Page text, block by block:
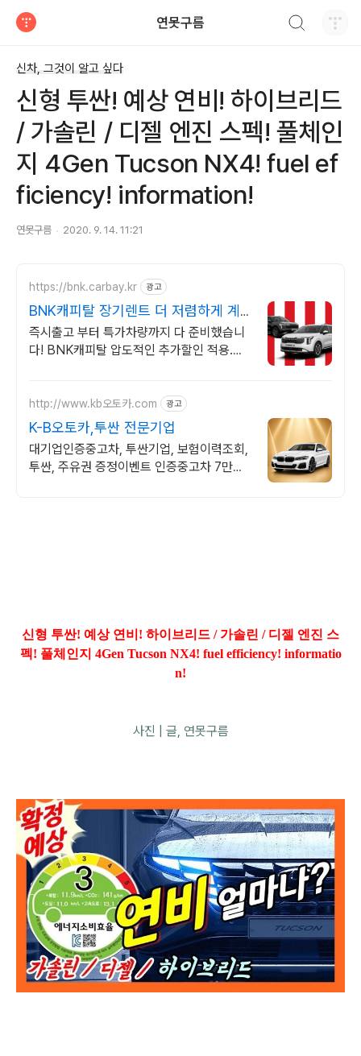
연못구름
신차, 그것이 알고 싶다
신형 투싼! 예상 연비! 하이브리드
/ 가솔린 / 디젤 엔진 스펙! 풀체인
지 4Gen Tucson NX4! fuel ef
ficiency! information!
연못구름 2020. 9. 14. 11:21
https://bnk.carbay.kr 광고
BNK캐피탈 장기렌트 더 저렴하게 계
약하고
즉시출고 부터 특가차량까지 다 준비했습니
다! BNK캐피탈 압도적인 추가할인 적용.
http://www.kb오토카.com 광고
K-B오토카,투싼 전문기업
대기업인증중고차, 투싼기업, 보험이력조회,
투싼, 주유권 증정이벤트 인증중고차 7만대
신형 투싼! 예상 연비! 하이브리드 / 가솔린 / 디젤 엔진 스
펙! 풀체인지 4Gen Tucson NX4! fuel efficiency! informatio
n!
사진 | 글, 연못구름